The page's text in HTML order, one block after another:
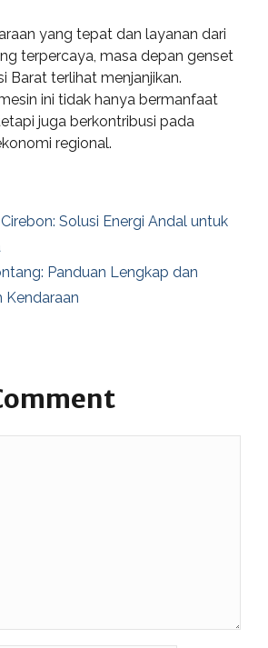
yang tepat dan layanan dari
terpercaya, masa depan genset
Barat terlihat menjanjikan.
ini tidak hanya bermanfaat
juga berkontribusi pada
regional.
Solusi Energi Andal untuk
Panduan Lengkap dan
Kendaraan